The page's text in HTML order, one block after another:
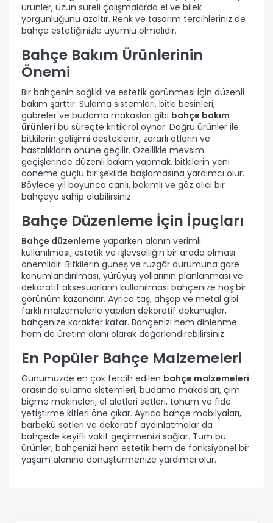
ürünler, uzun süreli çalışmalarda el ve bilek
yorgunluğunu azaltır. Renk ve tasarım tercihleriniz de
bahçe estetiğinizle uyumlu olmalıdır.
Bahçe Bakım Ürünlerinin
Önemi
Bir bahçenin sağlıklı ve estetik görünmesi için düzenli
bakım şarttır. Sulama sistemleri, bitki besinleri,
gübreler ve budama makasları gibi bahçe bakım
ürünleri bu süreçte kritik rol oynar. Doğru ürünler ile
bitkilerin gelişimi desteklenir, zararlı otların ve
hastalıkların önüne geçilir. Özellikle mevsim
geçişlerinde düzenli bakım yapmak, bitkilerin yeni
döneme güçlü bir şekilde başlamasına yardımcı olur.
Böylece yıl boyunca canlı, bakımlı ve göz alıcı bir
bahçeye sahip olabilirsiniz.
Bahçe Düzenleme İçin İpuçları
Bahçe düzenleme yaparken alanın verimli
kullanılması, estetik ve işlevselliğin bir arada olması
önemlidir. Bitkilerin güneş ve rüzgâr durumuna göre
konumlandırılması, yürüyüş yollarının planlanması ve
dekoratif aksesuarların kullanılması bahçenize hoş bir
görünüm kazandırır. Ayrıca taş, ahşap ve metal gibi
farklı malzemelerle yapılan dekoratif dokunuşlar,
bahçenize karakter katar. Bahçenizi hem dinlenme
hem de üretim alanı olarak değerlendirebilirsiniz.
En Popüler Bahçe Malzemeleri
Günümüzde en çok tercih edilen bahçe malzemeleri
arasında sulama sistemleri, budama makasları, çim
biçme makineleri, el aletleri setleri, tohum ve fide
yetiştirme kitleri öne çıkar. Ayrıca bahçe mobilyaları,
barbekü setleri ve dekoratif aydınlatmalar da
bahçede keyifli vakit geçirmenizi sağlar. Tüm bu
ürünler, bahçenizi hem estetik hem de fonksiyonel bir
yaşam alanına dönüştürmenize yardımcı olur.